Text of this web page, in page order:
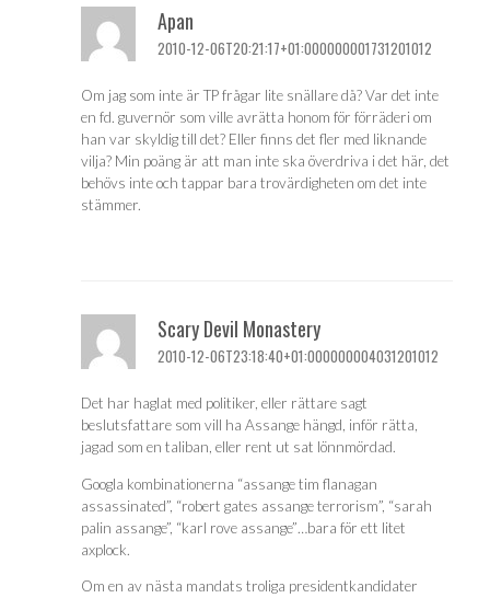
Apan
2010-12-06T20:21:17+01:000000001731201012
Om jag som inte är TP frågar lite snällare då? Var det inte
en fd. guvernör som ville avrätta honom för förräderi om
han var skyldig till det? Eller finns det fler med liknande
vilja? Min poäng är att man inte ska överdriva i det här, det
behövs inte och tappar bara trovärdigheten om det inte
stämmer.
Scary Devil Monastery
2010-12-06T23:18:40+01:000000004031201012
Det har haglat med politiker, eller rättare sagt
beslutsfattare som vill ha Assange hängd, inför rätta,
jagad som en taliban, eller rent ut sat lönnmördad.
Googla kombinationerna “assange tim flanagan
assassinated”, “robert gates assange terrorism”, “sarah
palin assange”, “karl rove assange”…bara för ett litet
axplock.
Om en av nästa mandats troliga presidentkandidater